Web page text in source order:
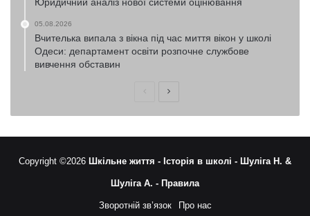
05.08.2026
Вчителька випала з вікна під час миття вікон у школі
Одеси: департамент освіти розпочне службове
вивчення обставин
ПопередняНаступна
Copyright ©2026 Шкільне життя - Історія в школі - Шуліга Н. &
Шуліга А. - Правила
Зворотній зв’язок Про нас